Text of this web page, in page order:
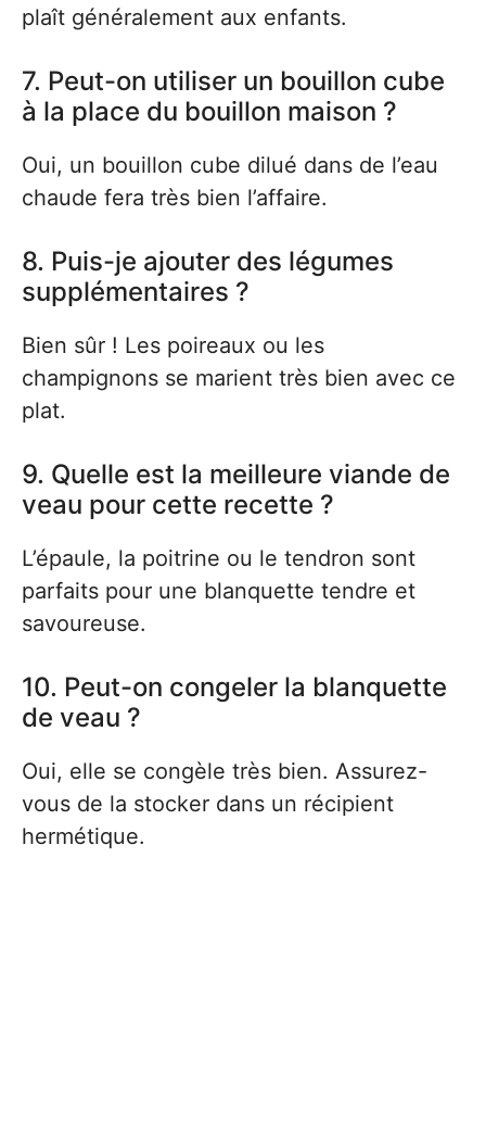
plaît généralement aux enfants.
7. Peut-on utiliser un bouillon cube
à la place du bouillon maison ?
Oui, un bouillon cube dilué dans de l’eau
chaude fera très bien l’affaire.
8. Puis-je ajouter des légumes
supplémentaires ?
Bien sûr ! Les poireaux ou les
champignons se marient très bien avec ce
plat.
9. Quelle est la meilleure viande de
veau pour cette recette ?
L’épaule, la poitrine ou le tendron sont
parfaits pour une blanquette tendre et
savoureuse.
10. Peut-on congeler la blanquette
de veau ?
Oui, elle se congèle très bien. Assurez-
vous de la stocker dans un récipient
hermétique.